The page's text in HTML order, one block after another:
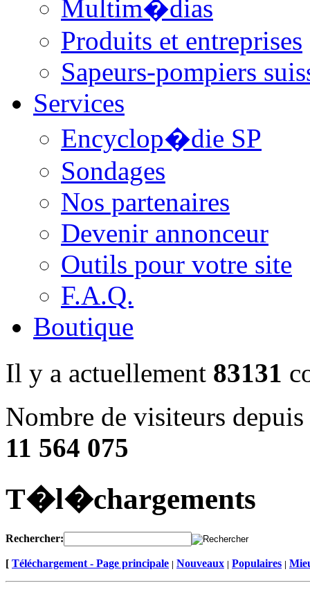
Multim�dias
Produits et entreprises
Sapeurs-pompiers
Services
Encyclop�die SP
Sondages
Nos partenaires
Devenir annonceur
Outils pour votre site
F.A.Q.
Boutique
Il y a actuellement 83131
Nombre de visiteurs
11 564 075
T�l�chargements
Rechercher:
[ Téléchargement - Page principale | Nouveaux | Populaires |